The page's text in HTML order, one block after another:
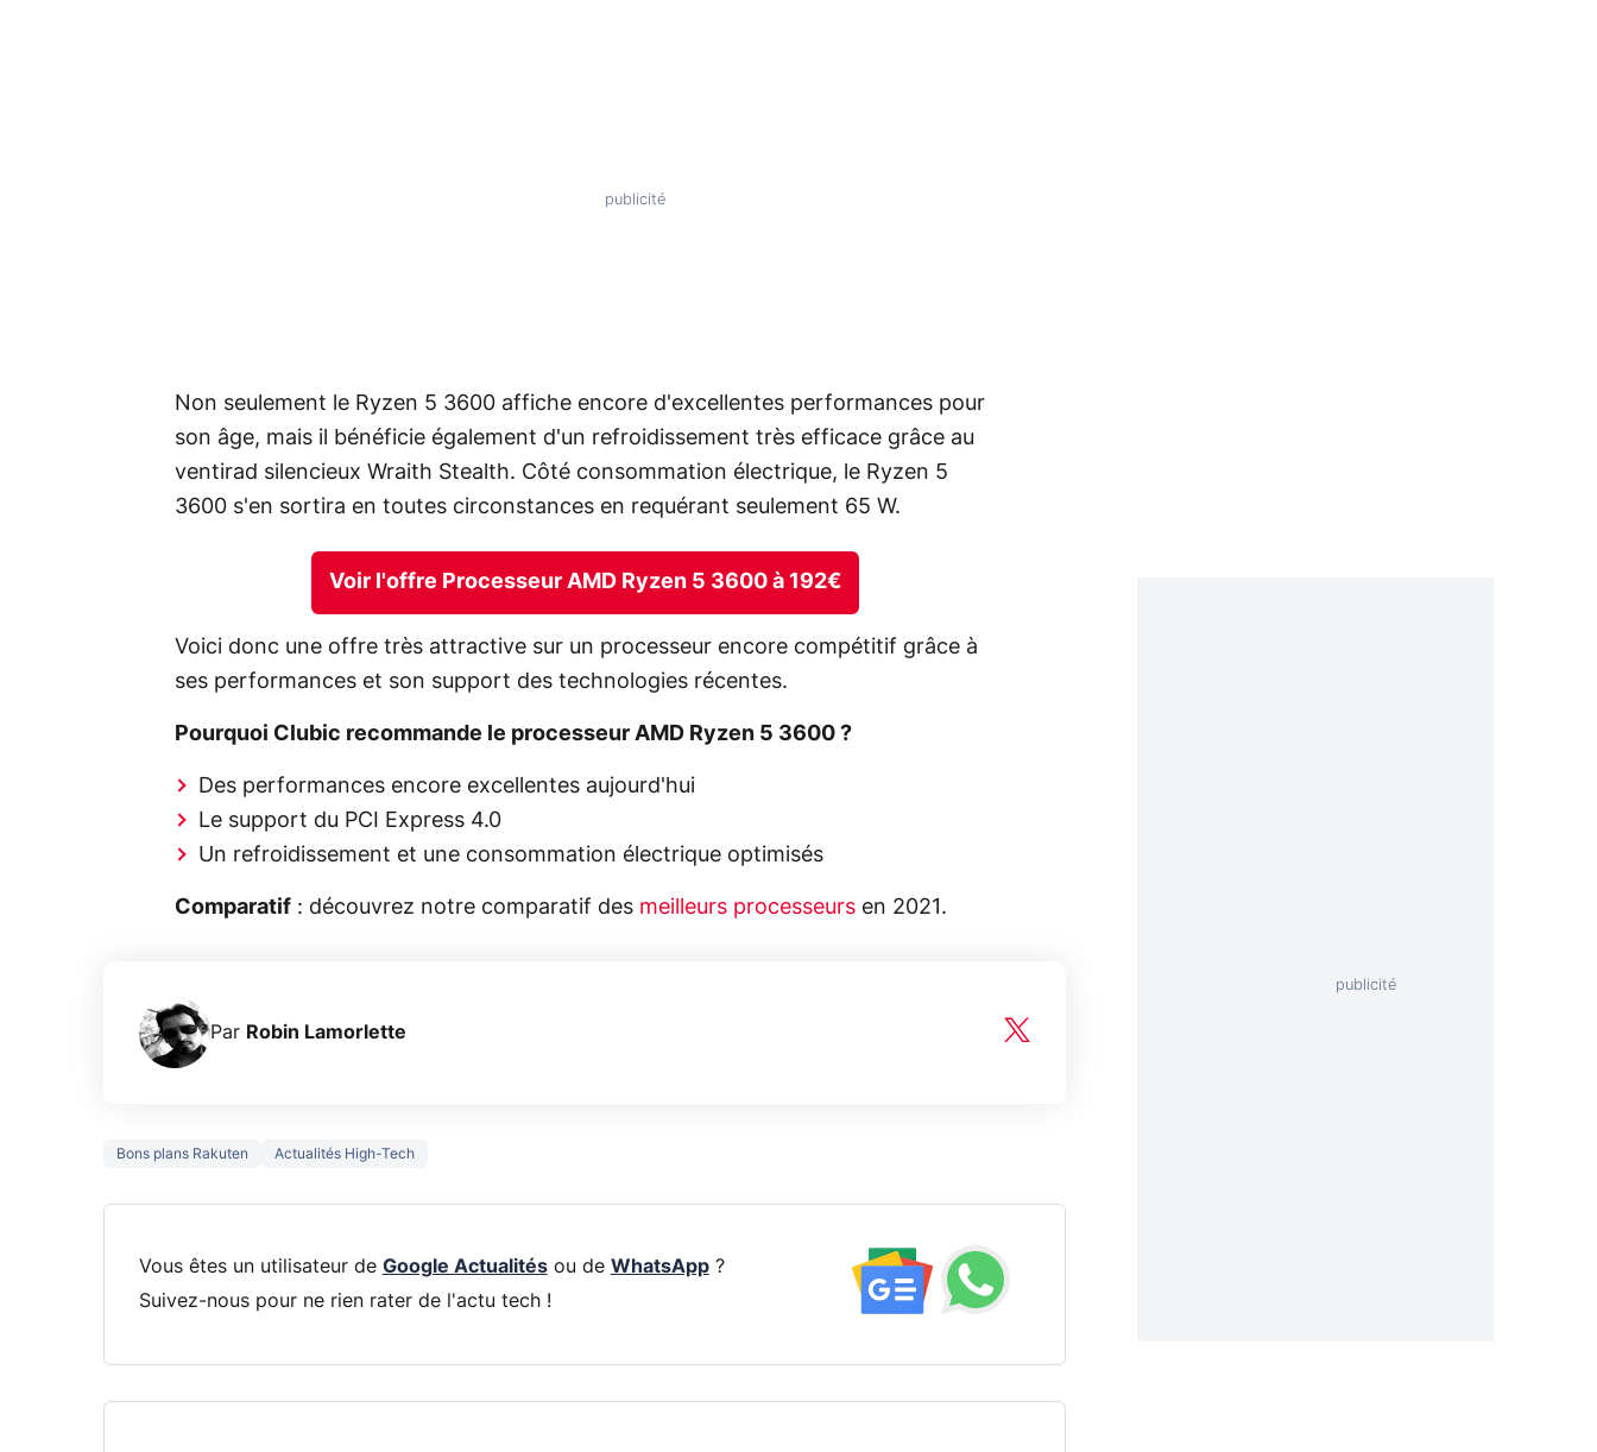
Non seulement le Ryzen 5 3600 affiche encore d'excellentes performances pour
son âge, mais il bénéficie également d'un refroidissement très efficace grâce au
ventirad silencieux Wraith Stealth. Côté consommation électrique, le Ryzen 5
3600 s'en sortira en toutes circonstances en requérant seulement 65 W.
Voir l'offre Processeur AMD Ryzen 5 3600 à 192€
Voici donc une offre très attractive sur un processeur encore compétitif grâce à
ses performances et son support des technologies récentes.
Pourquoi Clubic recommande le processeur AMD Ryzen 5 3600 ?
Des performances encore excellentes aujourd'hui
Le support du PCI Express 4.0
Un refroidissement et une consommation électrique optimisés
Comparatif : découvrez notre comparatif des meilleurs processeurs en 2021.
Par Robin Lamorlette
Bons plans Rakuten Actualités High-Tech
Vous êtes un utilisateur de Google Actualitésou de WhatsApp?
Suivez-nous pour ne rien rater de l'actu tech !